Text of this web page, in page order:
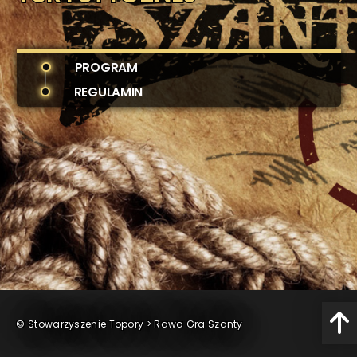
© Stowarzyszenie Topory >Rawa Gra Szanty
PROGRAM
REGULAMIN